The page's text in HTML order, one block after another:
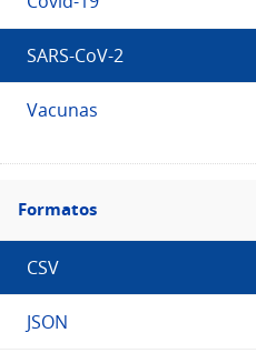
SARS-CoV-2
Vacunas
Filtro
Formatos
Formatos
CSV
JSON